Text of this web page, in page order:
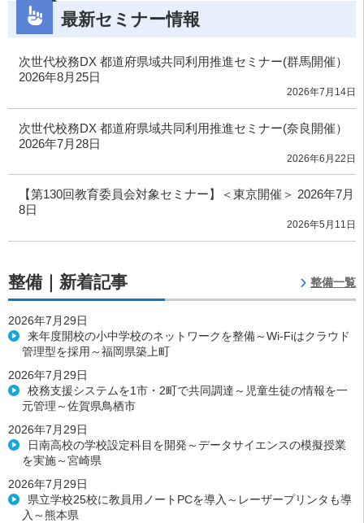
最新セミナー情報
次世代校務DX 都道府県域共同利用推進セミナー(群馬開催）
2026年8月25日
2026年7月14日
次世代校務DX 都道府県域共同利用推進セミナー(奈良開催）
2026年7月28日
2026年6月22日
【第130回教育委員会対象セミナー】＜東京開催＞ 2026年7月
8日
2026年5月11日
整備｜新着記事 整備一覧
2026年7月29日
来年度開校の小中学校のネットワークを整備～Wi-Fiはクラウド
管理型を採用～福岡県築上町
2026年7月29日
校務支援システムを1市・2町で共同調達～児童生徒の情報を一
元管理～佐賀県鳥栖市
2026年7月29日
日南高校の学校設定科目を開発～データサイエンスの模擬授業
を実施～宮崎県
2026年7月29日
県立学校25校に教員用ノートPCを導入～レーザープリンタも導
入～熊本県